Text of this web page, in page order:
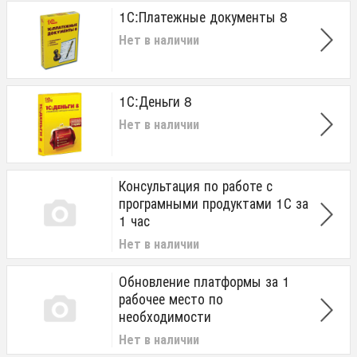
1С:Платежные документы 8
Нет в наличии
1С:Деньги 8
Нет в наличии
Консультация по работе с
програмными продуктами 1С за
1 час
Нет в наличии
Обновление платформы за 1
рабочее место по
необходимости
Нет в наличии